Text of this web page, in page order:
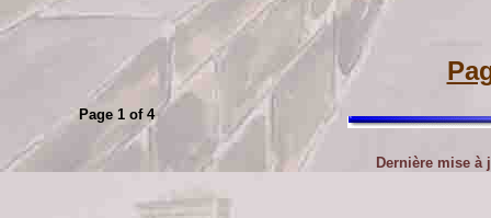
Page 1 of 4
Dernière mise